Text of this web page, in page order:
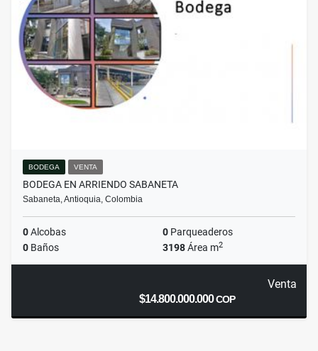
BODEGA VENTA
BODEGA EN ARRIENDO SABANETA
Sabaneta, Antioquia, Colombia
0Alcobas 0 Parqueaderos
0 Baños 3198Área m2
Venta
$14.800.000.000COP